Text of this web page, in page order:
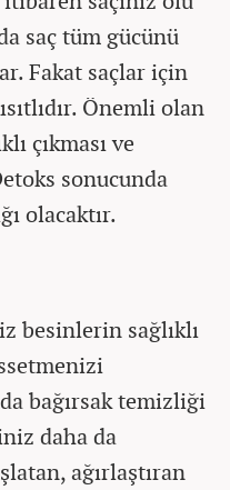
saç tüm gücünü
Fakat saçlar için
Önemli olan
çıkması ve
sonucunda
olacaktır.
besinlerin sağlıklı
bağırsak temizliği
daha da
ağırlaştıran